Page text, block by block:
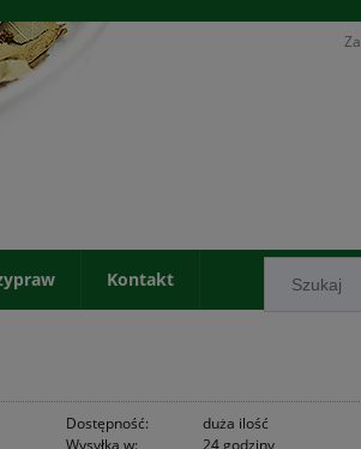
Kontakt
Dostępność:
duża ilość
Wysyłka w:
24 godziny